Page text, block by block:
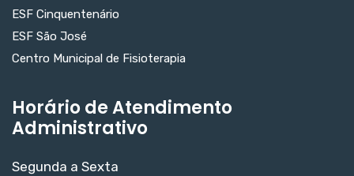
ESF Cinquentenário
ESF São José
Centro Municipal de Fisioterapia
Horário de Atendimento
Administrativo
Segunda a Sexta